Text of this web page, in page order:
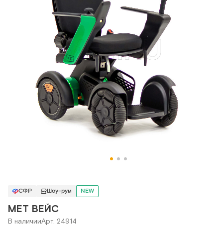
СФР Шоу-рум NEW
MET ВЕЙС
В наличииАрт. 24914